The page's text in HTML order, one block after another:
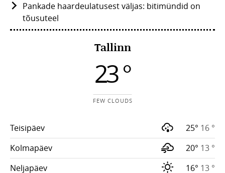
Pankade haardeulatusest väljas: bitimündid on
tõusuteel
Tallinn
23 °
FEW CLOUDS
Teisipäev 25° 16 °
Kolmapäev
20° 13 °
Neljapäev
16° 13 °